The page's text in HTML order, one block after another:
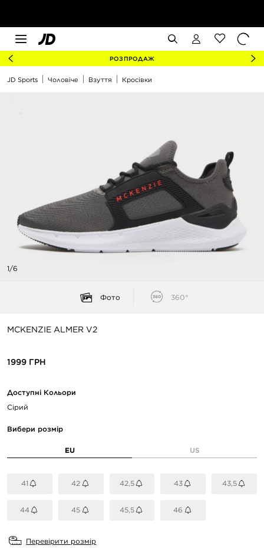
РОЗПРОДАЖ
JD Sports Чоловіче Взуття Кросівки
1/6
Фото 360°
MCKENZIE ALMER V2
1999 ГРН
Доступні Кольори
Сірий
Вибери розмір
EU US
41 42 42,5 43 43,5
44 45 45,5 46
Перевірити розмір